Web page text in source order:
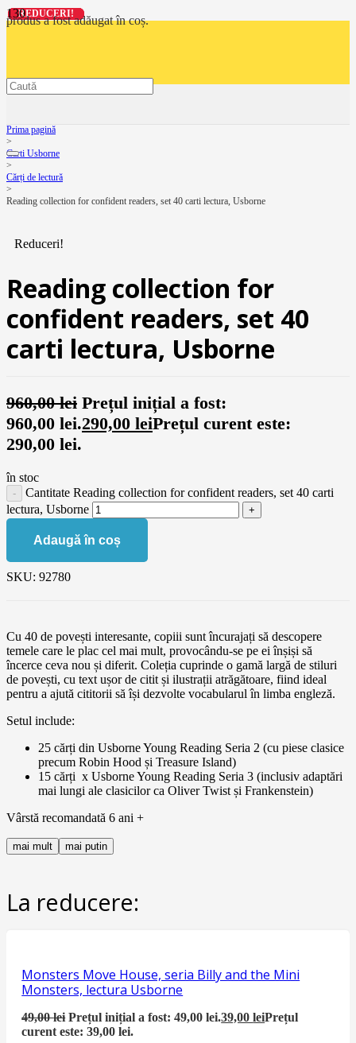
produsa fost adăugat în coș.
Prima pagină
>
Carti Usborne
>
Cărți de lectură
>
Reading collection for confident readers, set 40 carti lectura, Usborne
Reduceri!
Reading collection for
confident readers, set 40
carti lectura, Usborne
960,00lei Prețul inițial a fost:
960,00 lei.290,00 leiPrețul curent este:
290,00 lei.
în stoc
Cantitate Reading collection for confident readers, set 40 carti
lectura, Usborne
Adaugă în coș
SKU: 92780
Cu 40 de povești interesante, copiii sunt încurajați să descopere
temele care le plac cel mai mult, provocându-se pe ei înșiși să
încerce ceva nou și diferit. Coleția cuprinde o gamă largă de stiluri
de povești, cu text ușor de citit și ilustrații atrăgătoare, fiind ideal
pentru a ajută cititorii să își dezvolte vocabularul în limba engleză.
Setul include:
25 cărți din Usborne Young Reading Seria 2 (cu piese clasice
precum Robin Hood și Treasure Island)
15 cărți x Usborne Young Reading Seria 3 (inclusiv adaptări
mai lungi ale clasicilor ca Oliver Twist și Frankenstein)
Vârstă recomandată 6 ani +
mai mult mai putin
La reducere:
REDUCERI!
Monsters Move House, seria Billy and the Mini
Monsters, lectura Usborne
49,00lei Prețul inițial a fost: 49,00 lei.39,00leiPrețul
curent este: 39,00 lei.
REDUCERI!
REDUCERI!
REDUCERI!